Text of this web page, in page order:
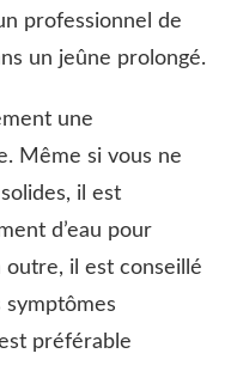
professionnel de
un jeûne prolongé.
une
Même si vous ne
il est
d’eau pour
il est conseillé
symptômes
préférable